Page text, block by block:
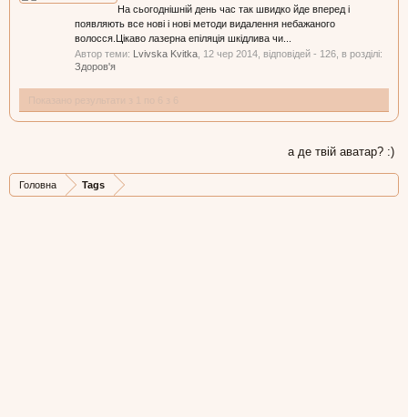
На сьогоднішній день час так швидко йде вперед і
появляють все нові і нові методи видалення небажаного
волосся.Цікаво лазерна епіляція шкідлива чи...
Автор теми: Lvivska Kvitka 12 чер 2014 , відповідей - 126, в розділі:
Здоров'я
а де твій аватар? :)
Головна Tags